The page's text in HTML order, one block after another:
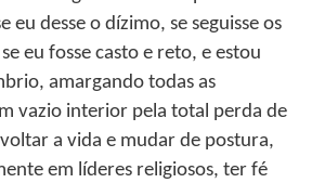
eu desse o dízimo, se seguisse os
eu fosse casto e reto, e estou
amargando todas as
vazio interior pela total perda de
a vida e mudar de postura,
em líderes religiosos, ter fé